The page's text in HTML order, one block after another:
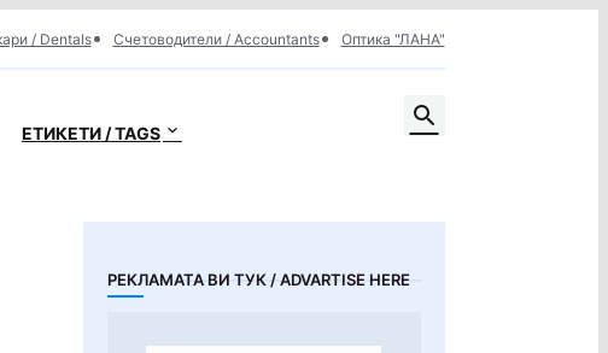
/ Dentals Счетоводители / Accountants Оптика "ЛАНА"
ЕТИКЕТИ / TAGS
РЕКЛАМАТА ВИ ТУК / ADVARTISE HERE